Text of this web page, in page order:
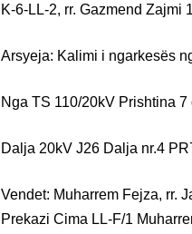
K-6-LL-2, rr. Gazmend Zajmi
Arsyeja: Kalimi i ngarkesës
Nga TS 110/20kV Prishtina 7
Dalja 20kV J26 Dalja nr.4
Vendet: Muharrem Fejza, rr.
Prekazi Cima LL-F/1